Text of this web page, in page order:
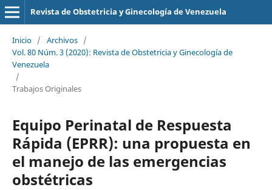
Revista de Obstetricia y Ginecología de Venezuela
Inicio / Archivos /
Vol. 80 Núm. 3 (2020): Revista de Obstetricia y Ginecología de
Venezuela
/
Trabajos Originales
Equipo Perinatal de Respuesta
Rápida (EPRR): una propuesta en
el manejo de las emergencias
obstétricas